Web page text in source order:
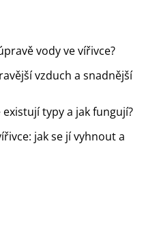
vody ve vířivce?
vzduch a snadnější
typy a jak fungují?
jak se jí vyhnout a